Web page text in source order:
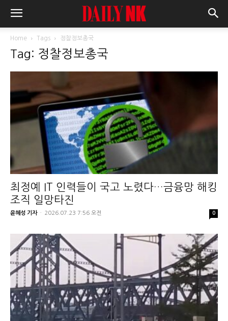
Home Tags 정찰정보총국
Tag: 정찰정보총국
최정예 IT 인력들이 국고 노렸다…금융망 해킹
조직 일망타진
윤혜성 기자 - 2026.07.23 7:56 오전 0